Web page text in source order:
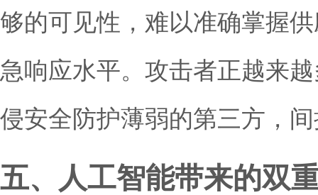
够的可见性，难以准确掌握
急响应水平。攻击者正越来
侵安全防护薄弱的第三方，
五、人工智能带来的双